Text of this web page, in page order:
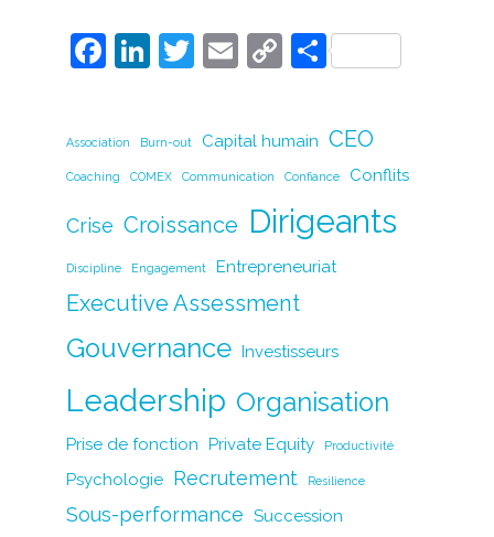
F
e
b
o
o
k
Li
e
dI
n
T
er
E
l
C
y
Li
n
k
P
ta
g
er
Association Burn-out Capital humain CEO
Coaching COMEX Communication Confiance Conflits
Crise Croissance Dirigeants
Discipline Engagement Entrepreneuriat
Executive Assessment
Gouvernance Investisseurs
Leadership Organisation
Prise de fonction Private Equity Productivité
Psychologie Recrutement Resilience
Sous-performance Succession